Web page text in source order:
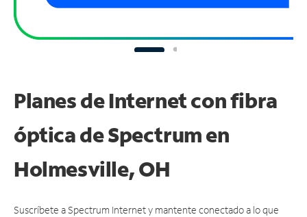
Planes de Internet con fibra
óptica de Spectrum en
Holmesville, OH
Suscríbete a Spectrum Internet y mantente conectado a lo que